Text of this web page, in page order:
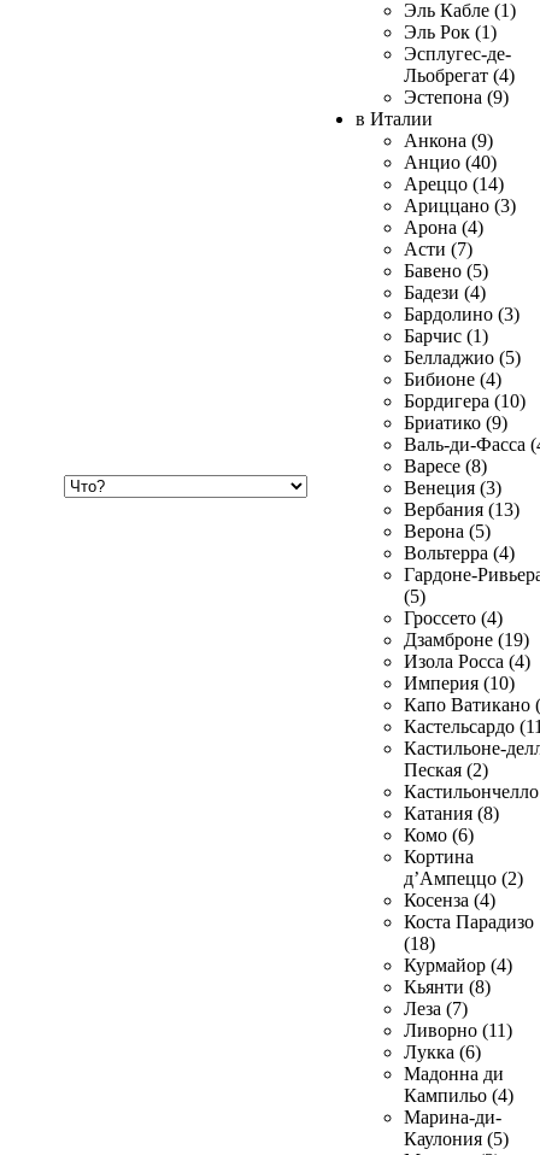
Эль Кабле (1)
Эль Рок (1)
Эсплугес-де-
Льобрегат (4)
Эстепона (9)
в Италии
Анкона (9)
Анцио (40)
Ареццо (14)
Ариццано (3)
Арона (4)
Асти (7)
Бавено (5)
Бадези (4)
Бардолино (3)
Барчис (1)
Белладжио (5)
Бибионе (4)
Бордигера (10)
Бриатико (9)
Валь-ди-Фасса
Варесе (8)
Венеция (3)
Вербания (13)
Верона (5)
Вольтерра (4)
Гардоне-
(5)
Гроссето (4)
Дзамброне (19)
Изола Росса (4)
Империя (10)
Капо Ватикано
Кастельсардо
Кастильоне-
Пеская (2)
Катания (8)
Комо (6)
Кортина
д’Ампеццо (2)
Косенза (4)
Коста Парадизо
(18)
Курмайор (4)
Кьянти (8)
Леза (7)
Ливорно (11)
Лукка (6)
Мадонна ди
Кампильо (4)
Марина-ди-
Каулония (5)